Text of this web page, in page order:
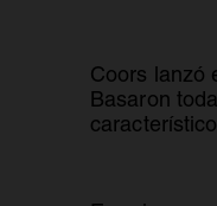
Coors lanzó
Basaron